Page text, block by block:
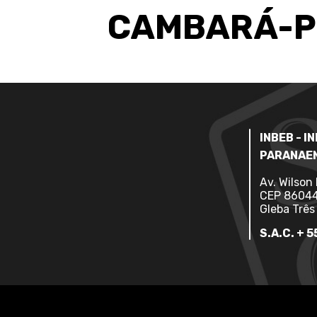
CAMBARÁ-
INBEB -
Av.
CEP
Gleba
S.A.C. +